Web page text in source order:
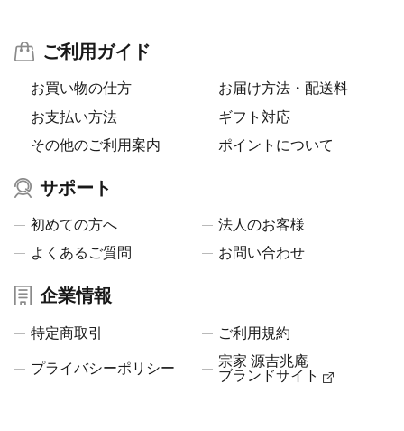
ご利用ガイド
お買い物の仕方
お届け方法・配送料
お支払い方法
ギフト対応
その他のご利用案内
ポイントについて
サポート
初めての方へ
法人のお客様
よくあるご質問
お問い合わせ
企業情報
特定商取引 ご利用規約
プライバシーポリシー
宗家 源吉兆庵
ブランドサイト